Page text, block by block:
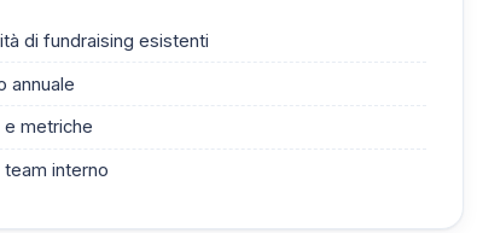
di fundraising esistenti
annuale
e metriche
team interno